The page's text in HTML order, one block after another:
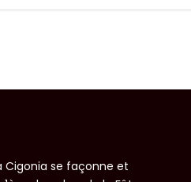
Cigonia se façonne et